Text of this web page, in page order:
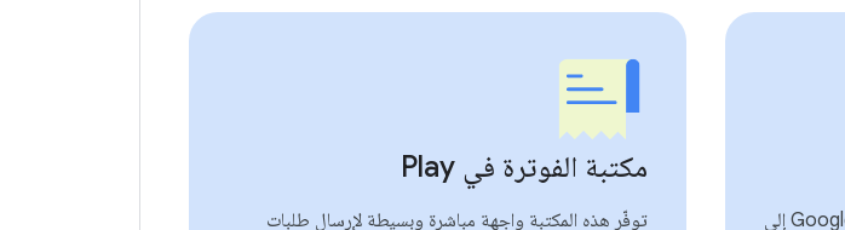
تعرَّف على كيفية إضافة Google Play Billing Library إلى
مكتبة الفوترة في Play
توفّر هذه المكتبة واجهة مباشرة وبسيطة لإرسال طلبات